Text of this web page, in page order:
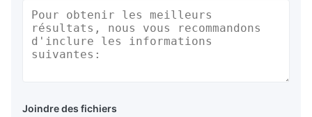
Joindre des fichiers